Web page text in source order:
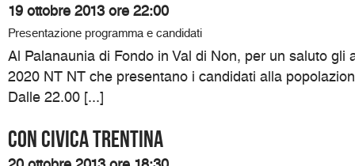
19 ottobre 2013 ore 22:00
Presentazione programma e candidati
Al Palanaunia di Fondo in Val di Non, per un saluto gli
2020 NT NT che presentano i candidati alla
Dalle 22.00 [...]
Con Civica Trentina